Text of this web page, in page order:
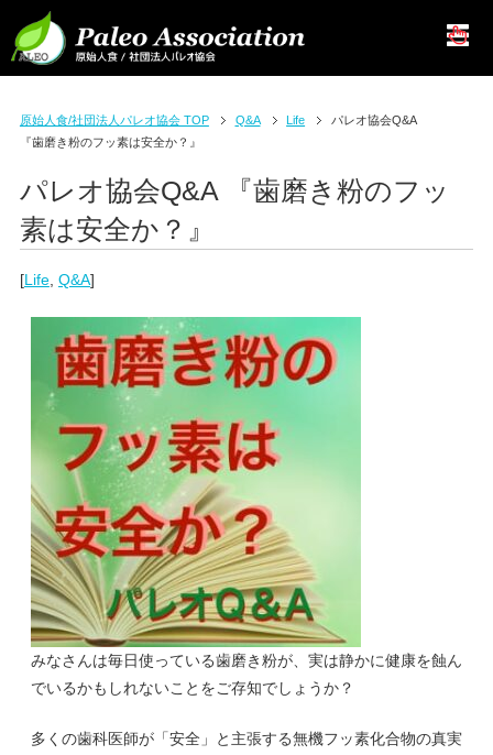
原始人食/社団法人パレオ協会 TOP Q&A Life
パレオ協会Q&A
『歯磨き粉のフッ素は安全か？』
パレオ協会Q&A 『歯磨き粉のフッ
素は安全か？』
[Life, Q&A]
みなさんは毎日使っている歯磨き粉が、実は静かに健康を蝕ん
でいるかもしれないことをご存知でしょうか？
多くの歯科医師が「安全」と主張する無機フッ素化合物の真実